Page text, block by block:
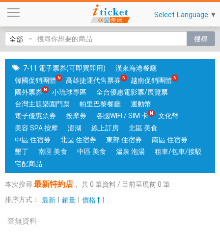
特
約
店
|
國
旅
卡
門
市
可
核
；
銷
Select Language ▼
搜尋
7-11 電子票券(可即買即用)
漢來海港餐廳
韓國促銷團體
高雄捷運代售票券
越南促銷團體
國外票券
小琉球專區
全台優惠電影票/展覽票
台灣主題樂園門票
帕里巴黎餐廳
運動幣
電子優惠票券
按摩券 各國WIFI / SIM 卡
文化幣
美容 SPA 按摩
澎湖 線上訂房
北區 美食
中區 住宿券
北區 住宿券 東部 住宿券
南區 住宿券
墾丁
南區 美食 中區 美食 溫泉 泡湯
租車/包車/接駁
宅配商品
本次搜尋 最新特約店 ， 共0 筆資料 / 目前呈現前0 筆
排序方式：
最新 銷量 價格
查無資料